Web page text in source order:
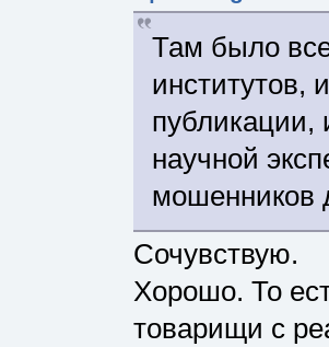
Там было
институтов,
научной
мошенников
Сочувствую.
Хорошо. То
товарищи с